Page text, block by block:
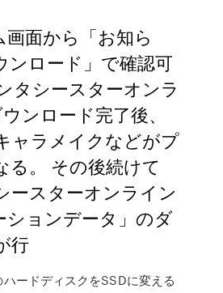
面から「お知ら
ロード」で確認可
タシースターオンラ
ンロード完了後、
ャラメイクなどがプ
る。 その後続けて
ースターオンライン
ションデータ」のダ
行
ードディスクをSSDに変える